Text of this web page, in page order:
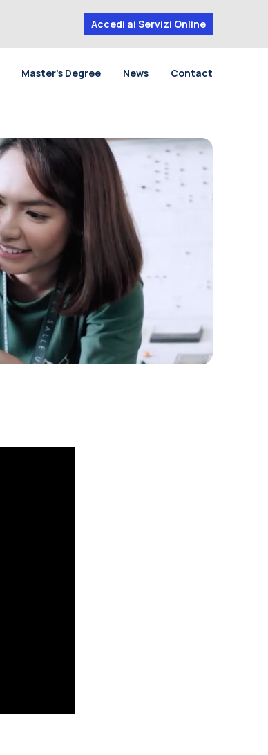
Accedi ai Servizi Online
Master’s Degree News Contact